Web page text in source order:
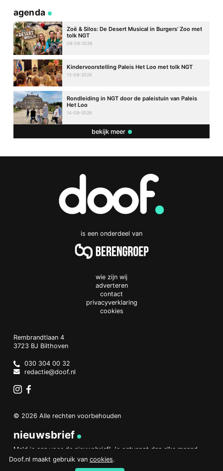
agenda
Zoë & Silos: De Desert Musical in Burgers’ Zoo met
tolk NGT
08-08-2026
Kindervoorstelling Paleis Het Loo met tolk NGT
13-08-2026
Rondleiding in NGT door de paleistuin van Paleis
Het Loo
14-08-2026
bekijk meer
is een onderdeel van
wie zijn wij
adverteren
contact
privacyverklaring
cookies
Doof.nl
work
Rembrandtlaan 4
3723 BJ Bilthoven
Netherlands
030 304 00 32
redactie@doof.nl
© 2026 Alle rechten voorbehouden
nieuwsbrief
Meld je aan voor de nieuwsbrief! Je ontvangt dan elke maand
een overzicht van het belangrijkste nieuws.
Doof.nl maakt gebruik van cookies.